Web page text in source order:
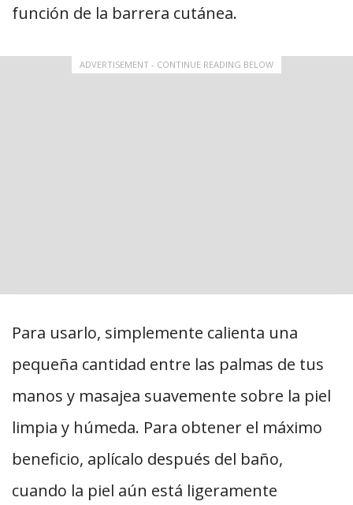
función de la barrera cutánea.
ADVERTISEMENT - CONTINUE READING BELOW
Para usarlo, simplemente calienta una
pequeña cantidad entre las palmas de tus
manos y masajea suavemente sobre la piel
limpia y húmeda. Para obtener el máximo
beneficio, aplícalo después del baño,
cuando la piel aún está ligeramente